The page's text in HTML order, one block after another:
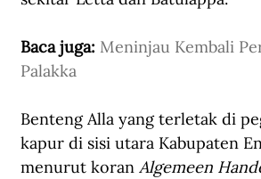
Baca juga: Meninjau Kembali
Palakka
Benteng Alla yang terletak di
kapur di sisi utara Kabupaten
menurut koran Algemeen